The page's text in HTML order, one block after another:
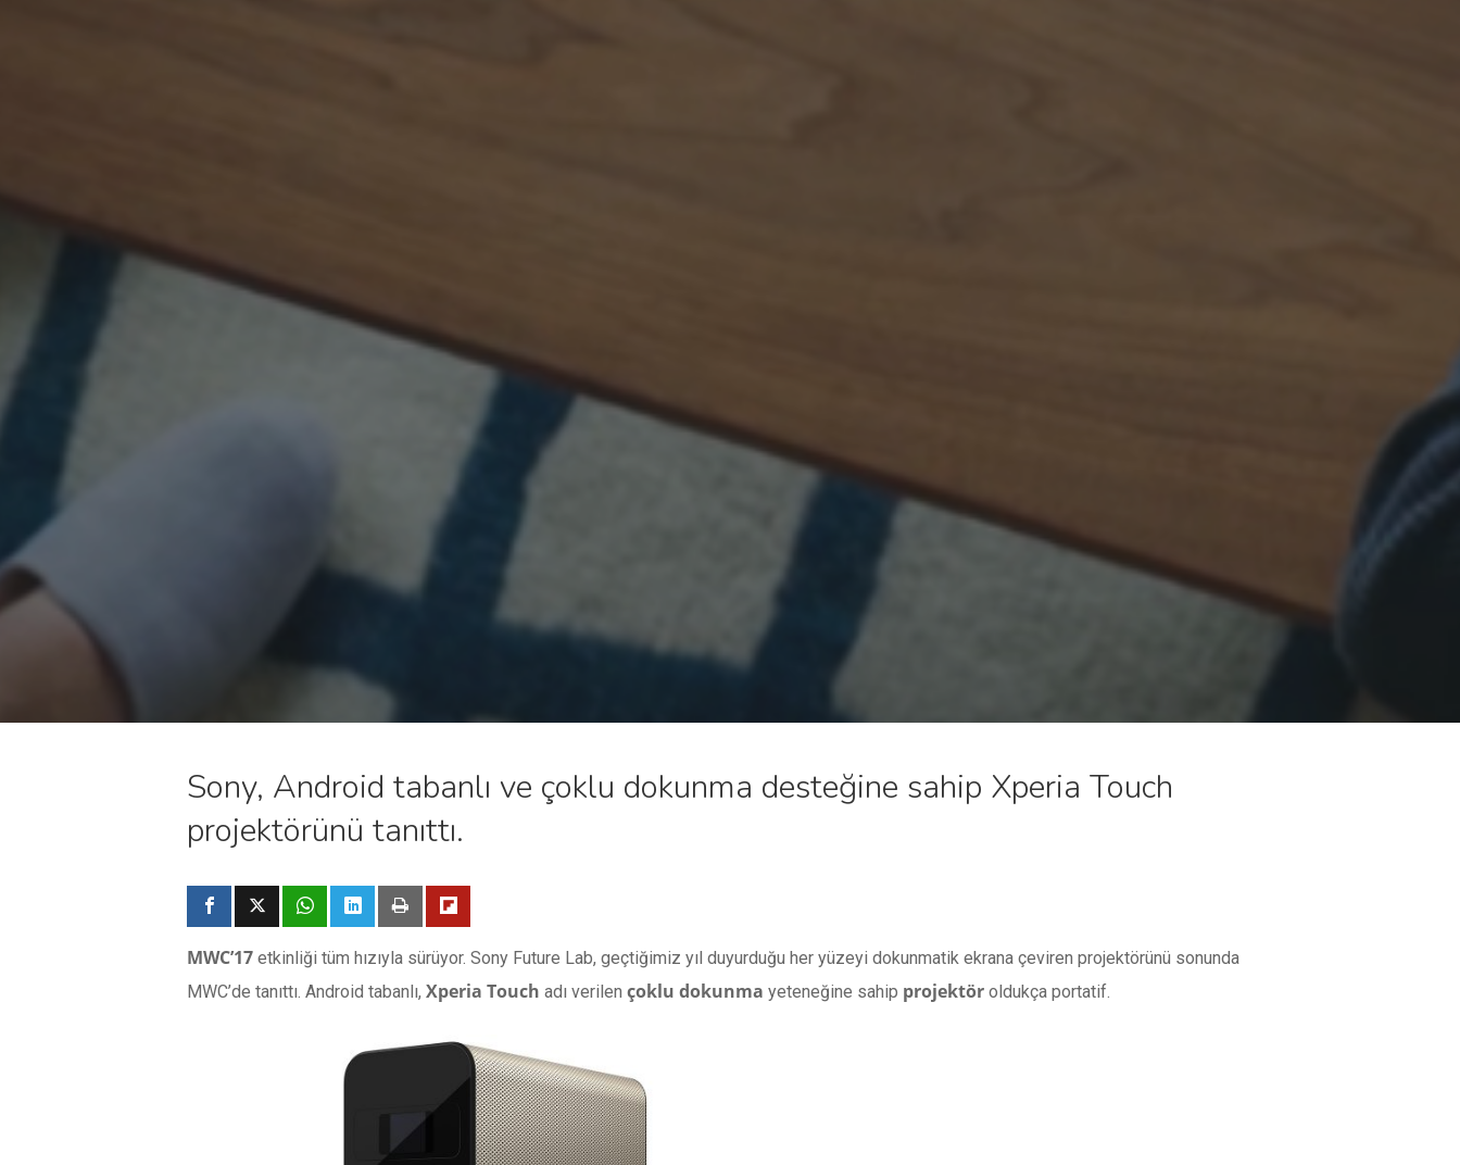
Sony, Android tabanlı ve çoklu dokunma desteğine sahip Xperia Touch
projektörünü tanıttı.
MWC’17 etkinliği tüm hızıyla sürüyor. Sony Future Lab, geçtiğimiz yıl duyurduğu her yüzeyi dokunmatik ekrana çeviren projektörünü sonunda
MWC’de tanıttı. Android tabanlı, Xperia Touch adı verilen çoklu dokunma yeteneğine sahip projektör oldukça portatif.